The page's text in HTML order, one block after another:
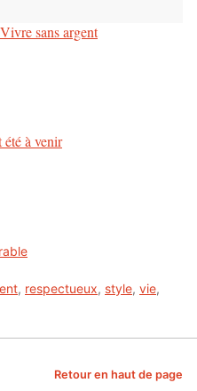
sans argent
été à venir
, respectueux, style, vie,
Retour en haut de page